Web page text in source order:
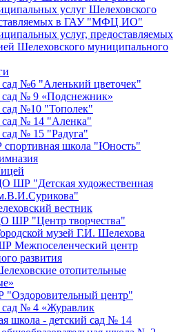
услуг Шелеховского
в ГАУ "МФЦ ИО"
услуг, предоставляемых
Шелеховского муниципального
сад №6 "Аленький цветочек"
сад № 9 «Подснежник»
сад №10 "Тополек"
сад № 14 "Аленка"
сад № 15 "Радуга"
школа "Юность"
"Детская художественная
вестник
ШР "Центр творчества"
музей Г.И. Шелехова
Межпоселенческий центр
развития
отопительные
центр"
сад № 4 «Журавлик
школа - детский сад № 14